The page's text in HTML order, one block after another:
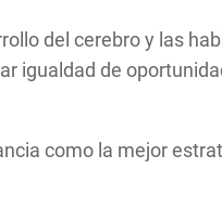
del cerebro y las
igualdad de
como la mejor